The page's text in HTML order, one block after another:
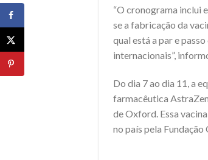
“O cronograma inclui
se a fabricação da
qual está a par e
internacionais”,
Do dia 7 ao dia 11, a
farmacêutica
de Oxford. Essa
no país pela